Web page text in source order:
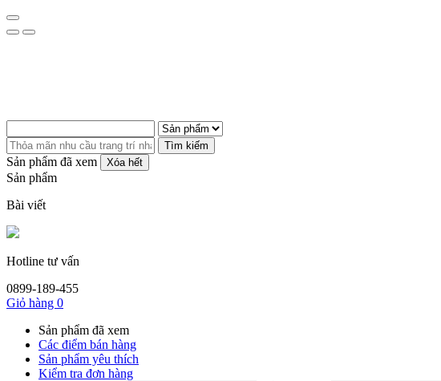
Tìm kiếm
Sản phẩm đã xem Xóa hết
Sản phẩm
Bài viết
Hotline tư vấn
0899-189-455
Giỏ hàng 0
Sản phẩm đã xem
Các điểm bán hàng
Sản phẩm yêu thích
Kiểm tra đơn hàng